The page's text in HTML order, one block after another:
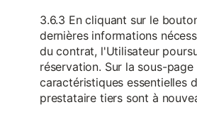
3.6.3 En cliquant sur le
dernières informations
du contrat, l'Utilisateur
réservation. Sur la sous-page
caractéristiques essentielles
prestataire tiers sont à